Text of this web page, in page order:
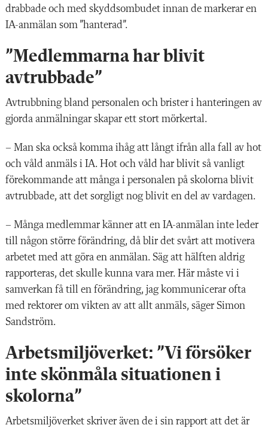
drabbade och med skyddsombudet innan de markerar en
IA-anmälan som ”hanterad”.
”Medlemmarna har blivit
avtrubbade”
Avtrubbning bland personalen och brister i hanteringen av
gjorda anmälningar skapar ett stort mörkertal.
– Man ska också komma ihåg att långt ifrån alla fall av hot
och våld anmäls i IA. Hot och våld har blivit så vanligt
förekommande att många i personalen på skolorna blivit
avtrubbade, att det sorgligt nog blivit en del av vardagen.
– Många medlemmar känner att en IA-anmälan inte leder
till någon större förändring, då blir det svårt att motivera
arbetet med att göra en anmälan. Säg att hälften aldrig
rapporteras, det skulle kunna vara mer. Här måste vi i
samverkan få till en förändring, jag kommunicerar ofta
med rektorer om vikten av att allt anmäls, säger Simon
Sandström.
Arbetsmiljöverket: ”Vi försöker
inte skönmåla situationen i
skolorna”
Arbetsmiljöverket skriver även de i sin rapport att det är